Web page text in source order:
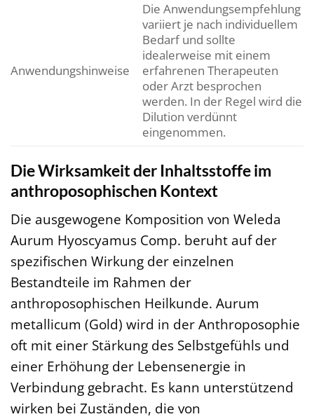
Anwendungshinweise
Die Anwendungsempfehlung
variiert je nach individuellem
Bedarf und sollte
idealerweise mit einem
erfahrenen Therapeuten
oder Arzt besprochen
werden. In der Regel wird die
Dilution verdünnt
eingenommen.
Die Wirksamkeit der Inhaltsstoffe im
anthroposophischen Kontext
Die ausgewogene Komposition von Weleda
Aurum Hyoscyamus Comp. beruht auf der
spezifischen Wirkung der einzelnen
Bestandteile im Rahmen der
anthroposophischen Heilkunde. Aurum
metallicum (Gold) wird in der Anthroposophie
oft mit einer Stärkung des Selbstgefühls und
einer Erhöhung der Lebensenergie in
Verbindung gebracht. Es kann unterstützend
wirken bei Zuständen, die von